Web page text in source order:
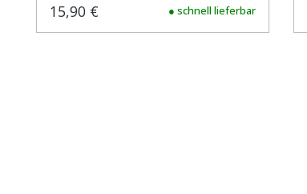
Regulärer Preis:
15,90 € ● schnell lieferbar